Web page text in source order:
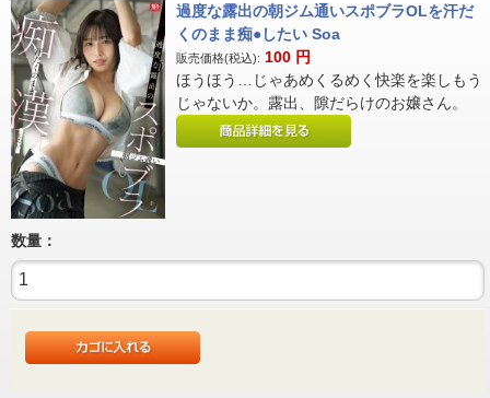
過度な露出の朝ジム通いスポブラOLを汗だ
くのまま痴●したい Soa
販売価格(税込): 100 円
ほうほう…じゃあめくるめく快楽を楽しもう
じゃないか。露出、隙だらけのお嬢さん。
数量：